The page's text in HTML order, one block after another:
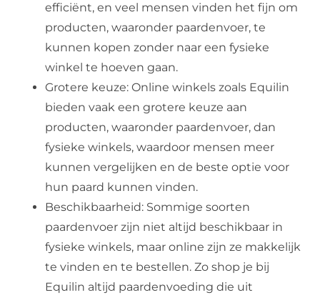
efficiënt, en veel mensen vinden het fijn om
producten, waaronder paardenvoer, te
kunnen kopen zonder naar een fysieke
winkel te hoeven gaan.
Grotere keuze: Online winkels zoals Equilin
bieden vaak een grotere keuze aan
producten, waaronder paardenvoer, dan
fysieke winkels, waardoor mensen meer
kunnen vergelijken en de beste optie voor
hun paard kunnen vinden.
Beschikbaarheid: Sommige soorten
paardenvoer zijn niet altijd beschikbaar in
fysieke winkels, maar online zijn ze makkelijk
te vinden en te bestellen. Zo shop je bij
Equilin altijd paardenvoeding die uit